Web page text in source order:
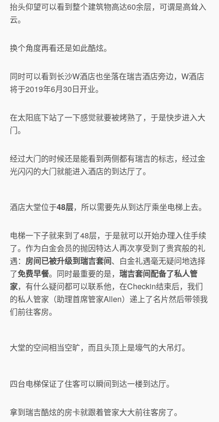
抬头仰望可以看到整个建筑物高达60余层，可谓是高耸入
云。
换个角度再看还是如此酷炫。
同时可以看到长沙W酒店也坐落在瑞吉酒店旁边，W酒店
将于2019年6月30日开业。
在太阳底下站了一下感觉就要被烤熟了，于是快步进入大
门。
经过大门的时候还是能看到两侧都有瑞吉的标志，经过金
光闪闪的大门就能进入酒店的到达厅了。
酒店大堂位于48层，所以需要先从到达厅乘坐电梯上去。
电梯一下子就来到了48层，于是就可以开始办理入住手续
了。作为白金会员的抛因特达人再次享受到了贵宾般的礼
遇： 房间已被升级到瑞吉套间、白金礼遇毫无疑问地选择
了免费早餐。同时最重要的是， 瑞吉套间配备了私人管
家，有什么疑问都可以联系他，在Checkin结束后，我们
的私人管家（助理首席管家Allen）递上了名片然后带领我
们前往客房。
大堂的空间相当空旷，而且头顶上是壕气的大吊灯。
四台电梯保证了住客可以瞬间到达一楼到达厅。
拿到瑞吉酷炫的房卡就跟着管家大大前往客房了。